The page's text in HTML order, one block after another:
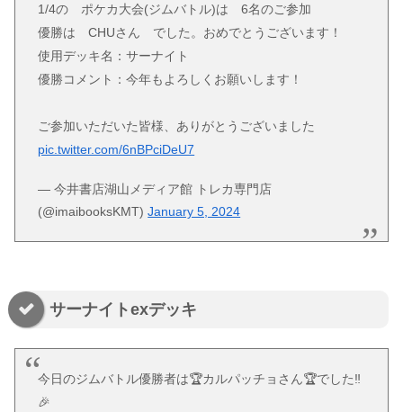
1/4の ポケカ大会(ジムバトル)は 6名のご参加
優勝は CHUさん でした。おめでとうございます！
使用デッキ名：サーナイト
優勝コメント：今年もよろしくお願いします！
ご参加いただいた皆様、ありがとうございました
pic.twitter.com/6nBPciDeU7
— 今井書店湖山メディア館 トレカ専門店
(@imaibooksKMT)January 5, 2024
サーナイトexデッキ
今日のジムバトル優勝者は🏆カルパッチョさん🏆でした‼️
🎉